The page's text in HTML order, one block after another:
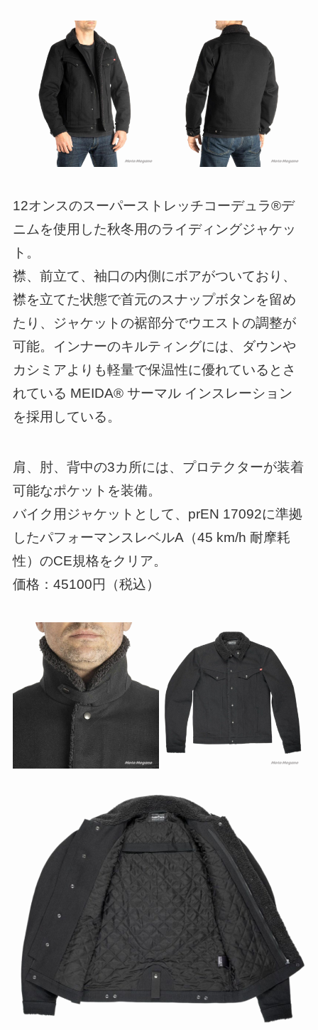
12オンスのスーパーストレッチコーデュラ®デ
ニムを使用した秋冬用のライディングジャケッ
ト。
襟、前立て、袖口の内側にボアがついており、
襟を立てた状態で首元のスナップボタンを留め
たり、ジャケットの裾部分でウエストの調整が
可能。インナーのキルティングには、ダウンや
カシミアよりも軽量で保温性に優れているとさ
れている MEIDA® サーマル インスレーション
を採用している。
肩、肘、背中の3カ所には、プロテクターが装着
可能なポケットを装備。
バイク用ジャケットとして、prEN 17092に準拠
したパフォーマンスレベルA（45 km/h 耐摩耗
性）のCE規格をクリア。
価格：45100円（税込）